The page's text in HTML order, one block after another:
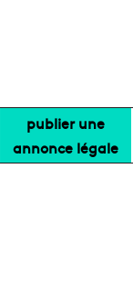
publier une
annonce légale